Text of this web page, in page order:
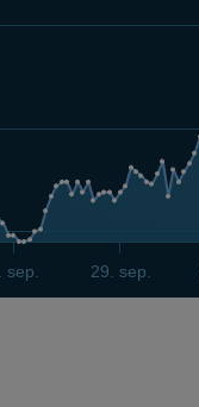
sep. 29. sep.